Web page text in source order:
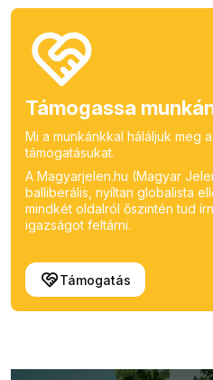
Támogassa
Mi a munkánkkal háláljuk meg
támogatásukat.
A Magyarjelen.hu (Magyar
balliberális, nyíltan globalista
mindkét oldalról őszintén tud
igazságot feltárni.
Támogatás